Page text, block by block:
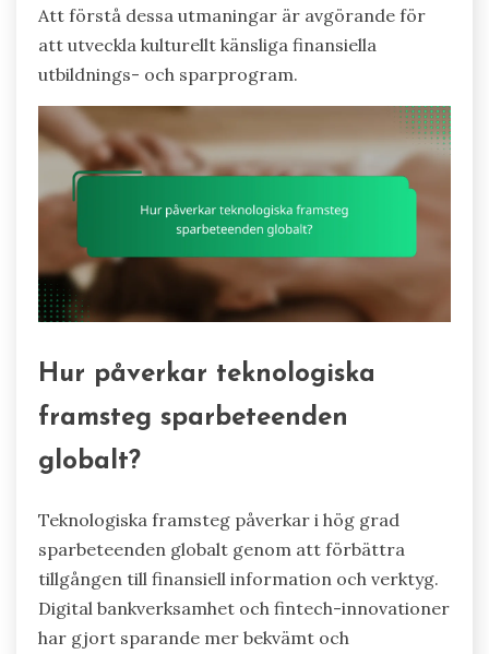
Att förstå dessa utmaningar är avgörande för
att utveckla kulturellt känsliga finansiella
utbildnings- och sparprogram.
Hur påverkar teknologiska
framsteg sparbeteenden
globalt?
Teknologiska framsteg påverkar i hög grad
sparbeteenden globalt genom att förbättra
tillgången till finansiell information och verktyg.
Digital bankverksamhet och fintech-innovationer
har gjort sparande mer bekvämt och